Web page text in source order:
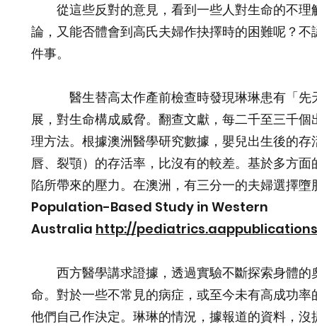
從這些反對的意見，看到一些人對生命的不理
論，又能否體會到高氏夫婦作抉擇時的困難呢？
件事。
醫生替高太作產前檢查時發現琳琳患有「先天
展，對生命構成威脅。翻查文獻，每二千至三千
理方法。根據澳洲醫學研究數據，嬰兒出生後的
唇、裂顎）的存活率，比沒有的較差。基於多方
陷所帶來的壓力。在澳洲，有三分一的夫婦
Population-Based Study in Western
Australia http://
西方醫學講求證據，透過實驗不斷探索身體的
命。對於一些不常見的病症，或至今未有高成功
他們自己作決定。琳琳的情況，據報道的資料，